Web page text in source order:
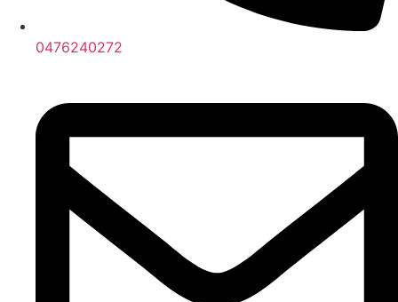
0476240272